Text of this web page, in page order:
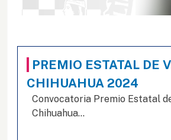
PREMIO ESTATAL DE
CHIHUAHUA 2024
Convocatoria Premio Estatal
Chihuahua...